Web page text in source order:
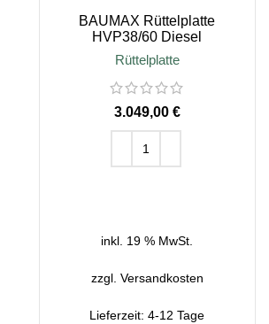
BAUMAX Rüttelplatte
HVP38/60 Diesel
Rüttelplatte
€
inkl. 19 % MwSt.
zzgl. Versandkosten
Lieferzeit:4-12 Tage